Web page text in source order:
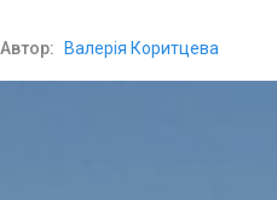
Автор: Валерія Коритцева